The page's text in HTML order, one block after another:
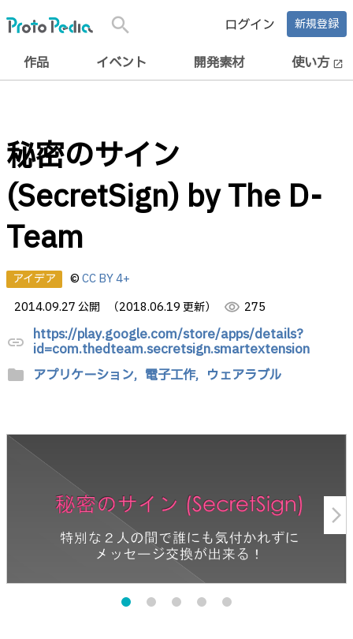
search ログイン 新規登録
作品 イベント 開発素材 使い方 open_in_new
秘密のサイン
(SecretSign) by The D-
Team
アイデア ©CC BY 4+
2014.09.27 公開
（2018.06.19 更新） visibility 275
link https://play.google.com/store/apps/details?
id=com.thedteam.secretsign.smartextension
folder アプリケーション, 電子工作, ウェアラブル
arrow_forward_ios